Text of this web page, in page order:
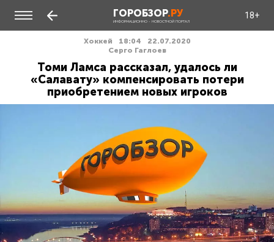
ГОРОБЗОР.РУ
ИНФОРМАЦИОННО - НОВОСТНОЙ ПОРТАЛ
18+
Хоккей 18:04
22.07.2020
Серго Гаглоев
Томи Ламса рассказал, удалось ли
«Салавату» компенсировать потери
приобретением новых игроков